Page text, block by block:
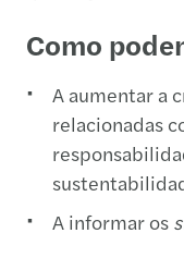
Como
A aumentar a
relacionadas
A informar os